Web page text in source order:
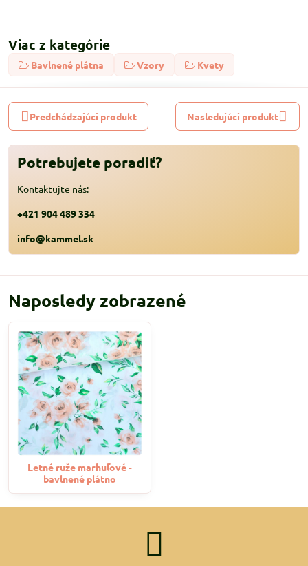
Viac z kategórie
Bavlnené plátna Vzory Kvety
Predchádzajúci produkt Nasledujúci produkt
Potrebujete poradiť?
Kontaktujte nás:
+421 904 489 334
info@kammel.sk
Naposledy zobrazené
Letné ruže marhuľové -
bavlnené plátno